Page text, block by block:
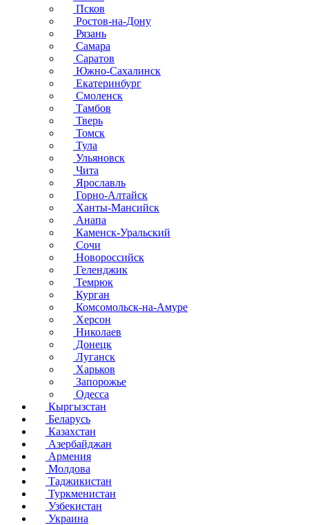
Псков
Ростов-на-Дону
Рязань
Самара
Саратов
Южно-Сахалинск
Екатеринбург
Смоленск
Тамбов
Тверь
Томск
Тула
Ульяновск
Чита
Ярославль
Горно-Алтайск
Ханты-Мансийск
Анапа
Каменск-Уральский
Сочи
Новороссийск
Геленджик
Темрюк
Курган
Комсомольск-на-Амуре
Херсон
Николаев
Донецк
Луганск
Харьков
Запорожье
Одесса
Кыргызстан
Беларусь
Казахстан
Азербайджан
Армения
Молдова
Таджикистан
Туркменистан
Узбекистан
Украина